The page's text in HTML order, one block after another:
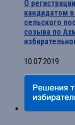
О
кандидатом
сельского
созыва по
10.07.2019